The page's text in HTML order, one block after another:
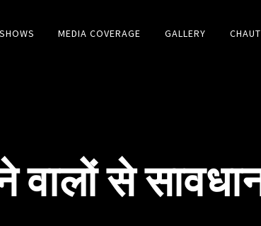
MEDIA COVERAGE GALLERY
वालों से